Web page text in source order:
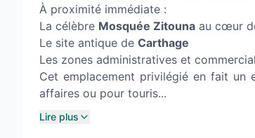
À proximité immédiate :
La célèbre Mosquée Zitouna au cœur
Le site antique de Carthage
Les zones administratives et
Cet emplacement privilégié en fait un
affaires ou pour touris...
Lire plus